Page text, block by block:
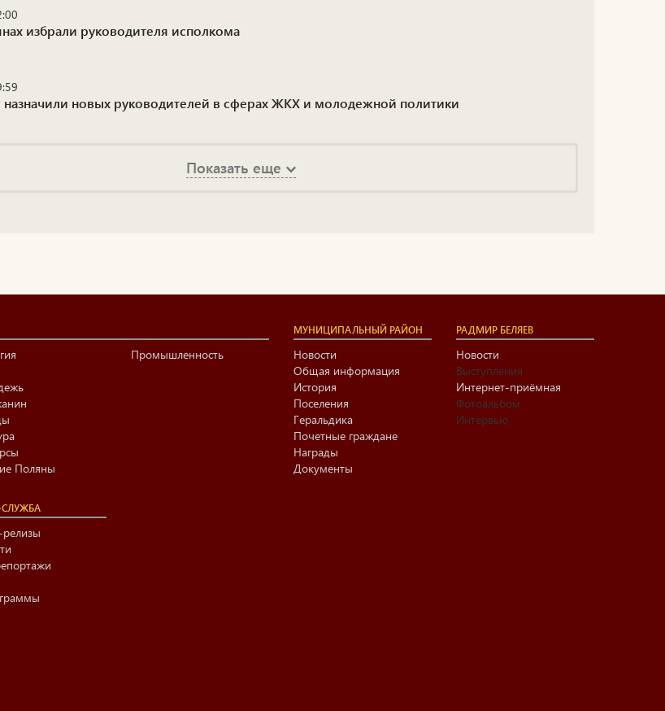
избрали руководителя исполкома
новых руководителей в сферах ЖКХ и молодежной политики
Показать еще
Поляны
Промышленность
МУНИЦИПАЛЬНЫЙ РАЙОН
Новости
Общая информация
История
Поселения
Геральдика
Почетные граждане
Награды
Документы
РАДМИР БЕЛЯЕВ
Новости
Выступления
Интернет-приёмная
Фотоальбом
Интервью
СЛУЖБА
релизы